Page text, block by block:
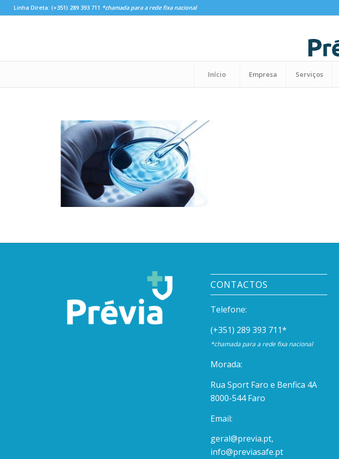
Linha Direta: (+351) 289 393 711 *chamada para a rede fixa nacional
Início Empresa Serviços
CONTACTOS
Telefone:
(+351) 289 393 711*
*chamada para a rede fixa nacional
Morada:
Rua Sport Faro e Benfica 4A
8000-544 Faro
Email:
geral@previa.pt,
info@previasafe.pt